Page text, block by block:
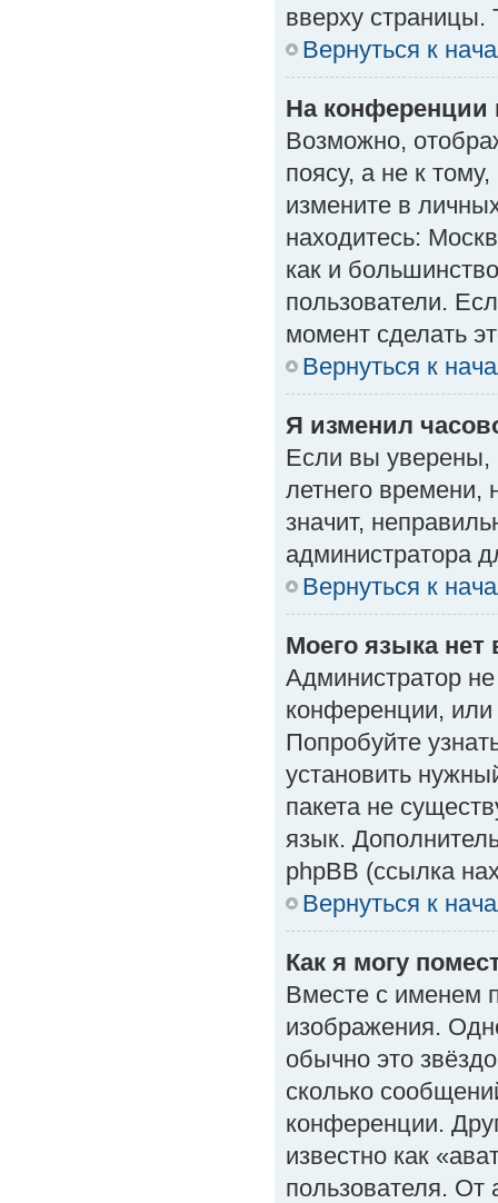
вверху страницы.
Вернуться к
На конференции
Возможно,
поясу, а не к
измените в
находитесь:
как и
пользователи.
момент сделать
Вернуться к
Я изменил
Если вы уверены,
летнего времени,
значит,
администратора
Вернуться к
Моего языка нет
Администратор
конференции,
Попробуйте
установить
пакета не
язык.
phpBB (ссылка
Вернуться к
Как я могу
Вместе с именем
изображения.
обычно это
сколько
конференции.
известно как
пользователя. От